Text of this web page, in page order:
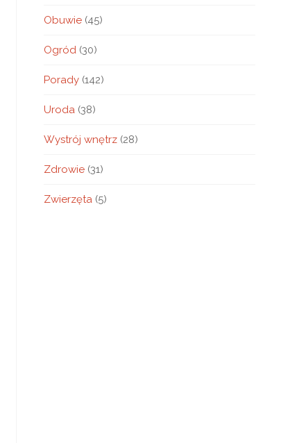
Obuwie (45)
Ogród (30)
Porady (142)
Uroda (38)
Wystrój wnętrz (28)
Zdrowie (31)
Zwierzęta (5)